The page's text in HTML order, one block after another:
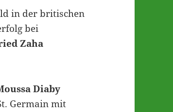
in der britischen
bei
Zaha
Diaby
Germain mit